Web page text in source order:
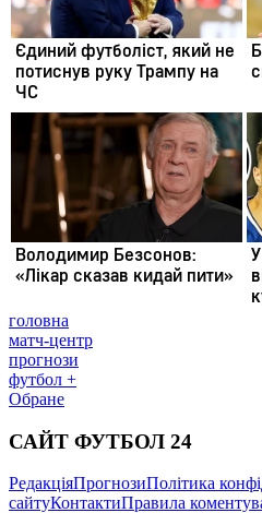
головна
матч-центр
прогнози
футбол +
Обране
САЙТ ФУТБОЛ 24
РедакціяПрогнозиПолітика
сайтуКонтактиПравила